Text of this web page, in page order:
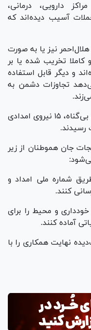
دارویی، درمانی،
آسیب دیده‌اند که
و مرکز آموزشی و ١٨ مرکز هلال‌احمر نیز یا به صورت
کاملا تخریب شده یا بر
و دیگر قابل استفاده
تجاوزات دشمن به
در این حملات علاوه بر زنان و کودکان بی‌گناه، ۱۵ نیروی امدادی
رسیدند.
جان هموطنان از زیر
شماره ملی امداد و
و محیط را برای
آماده کنند.
نهایت همکاری را با